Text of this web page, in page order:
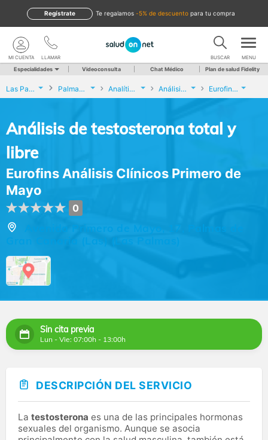
te regalamos -5% de descuento para tu compra
Regístrate
LLAMAR
MI CUENTA BUSCAR MENU
Especialidades Videoconsulta Chat Médico Plan de salud Fidelity
Las Palmas Palmas de Gran Canaria (Las) Analíticas y Genética Análisis de testosterona total y libre Eurofins Análisis Clínicos Primero de Mayo
Análisis de testosterona total y
libre
Eurofins Análisis Clínicos Primero de
Mayo
0
Sin cita previa
Lun - Vie: 07:00h - 13:00h
DESCRIPCIÓN DEL SERVICIO
La testosterona es una de las principales hormonas
sexuales del organismo. Aunque se asocia